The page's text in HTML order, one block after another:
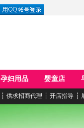
孕妇用品 婴童店
┆ 供求招商代理 ┆ 开店指导 ┆